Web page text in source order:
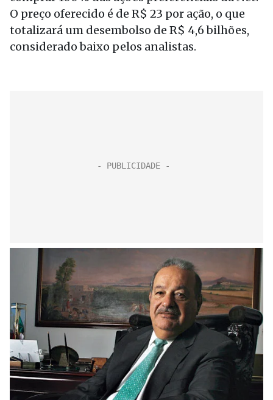
O preço oferecido é de R$ 23 por ação, o que
totalizará um desembolso de R$ 4,6 bilhões,
considerado baixo pelos analistas.